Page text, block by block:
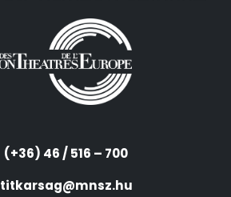
(+36) 46 / 516 – 700
titkarsag@mnsz.hu